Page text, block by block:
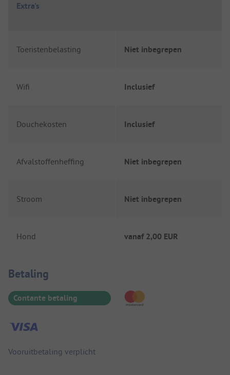
Extra's
Toeristenbelasting Niet inbegrepen
Wifi Inclusief
Douchekosten Inclusief
Afvalstoffenheffing Niet inbegrepen
Stroom Niet inbegrepen
Hond vanaf 2,00 EUR
Betaalinformatie
Betaling
Contante betaling
Vooruitbetaling verplicht